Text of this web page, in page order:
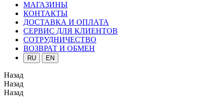
МАГАЗИНЫ
КОНТАКТЫ
ДОСТАВКА И ОПЛАТА
СЕРВИС ДЛЯ КЛИЕНТОВ
СОТРУДНИЧЕСТВО
ВОЗВРАТ И ОБМЕН
RU EN
Назад
Назад
Назад